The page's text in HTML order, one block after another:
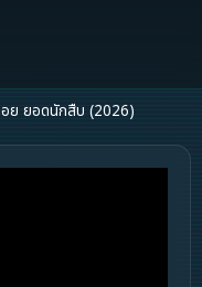
ย ยอดนักสืบ (2026)